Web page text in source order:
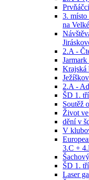
3. místo
na
2.A -
Krajská
2.A -
ŠD 1.
Soutěž
Život
dění v
V
3.C +
ŠD 1.
Laser